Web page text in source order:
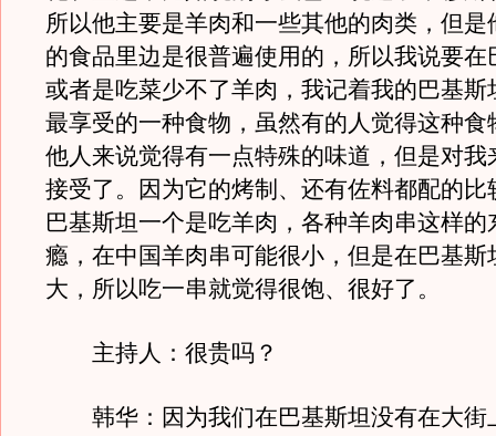
所以他主要是羊肉和一些其他的肉类，但是
的食品里边是很普遍使用的，所以我说要在
或者是吃菜少不了羊肉，我记着我的巴基斯
最享受的一种食物，虽然有的人觉得这种食
他人来说觉得有一点特殊的味道，但是对我
接受了。因为它的烤制、还有佐料都配的比
巴基斯坦一个是吃羊肉，各种羊肉串这样的
瘾，在中国羊肉串可能很小，但是在巴基斯
大，所以吃一串就觉得很饱、很好了。
主持人：很贵吗？
韩华：因为我们在巴基斯坦没有在大街